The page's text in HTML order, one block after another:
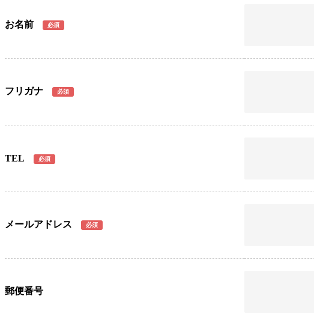
お名前 必須
フリガナ 必須
TEL 必須
メールアドレス 必須
郵便番号